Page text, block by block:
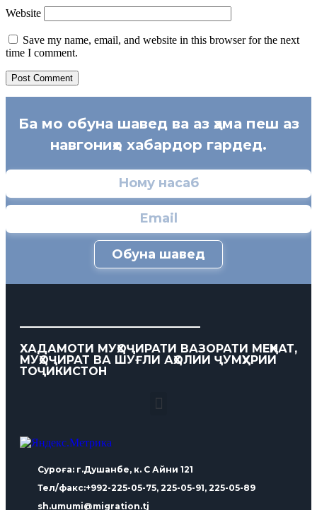
Website
Save my name, email, and website in this browser for the next
time I comment.
Ба мо обуна шавед ва аз ҳама пеш аз
навгониҳо хабардор гардед.
Обуна шавед
ХАДАМОТИ МУҲОҶИРАТИ ВАЗОРАТИ МЕҲНАТ,
МУҲОҶИРАТ ВА ШУҒЛИ АҲОЛИИ ҶУМҲУРИИ
ТОҶИКИСТОН
Суроға: г.Душанбе, к. С Айни 121
Тел/факс:+992-225-05-75, 225-05-91, 225-05-89
sh.umumi@migration.tj